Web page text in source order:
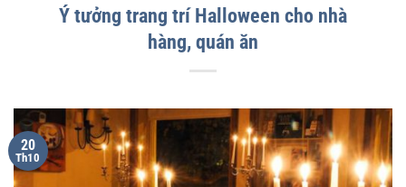
Ý tưởng trang trí Halloween cho nhà
hàng, quán ăn
20
Th10